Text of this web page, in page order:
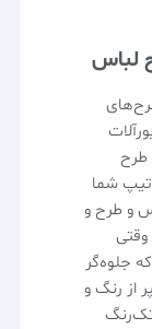
لباس
طرح
شما
و طرح و
وقتی
جلوه‌گر
از رنگ و
تک‌رنگ